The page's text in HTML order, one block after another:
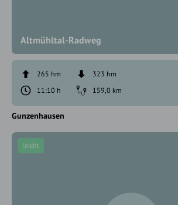
Altmühltal-Radweg
265 hm
323 hm
11:10 h
159,0 km
Gunzenhausen
leicht